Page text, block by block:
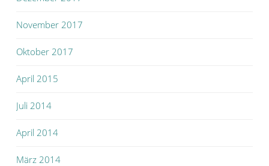
November 2017
Oktober 2017
April 2015
Juli 2014
April 2014
März 2014